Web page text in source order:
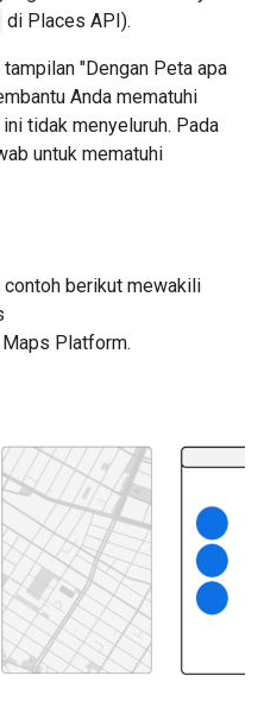
di Places API).
"Dengan Peta apa
Anda mematuhi
tidak menyeluruh. Pada
untuk mematuhi
contoh berikut mewakili
Platform.